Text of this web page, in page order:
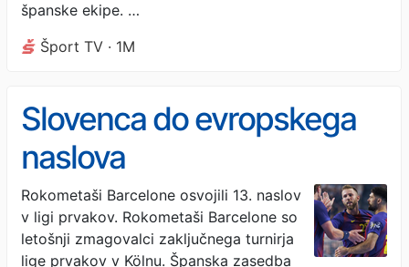
španske ekipe. …
Šport TV · 1M
Slovenca do evropskega
naslova
Rokometaši Barcelone osvojili 13. naslov
v ligi prvakov. Rokometaši Barcelone so
letošnji zmagovalci zaključnega turnirja
lige prvakov v Kölnu. Španska zasedba